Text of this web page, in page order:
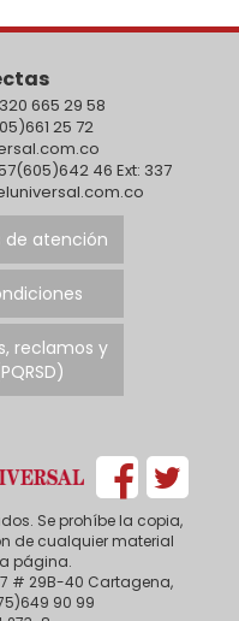
665 29 58
25 72
46 Ext: 337
de atención
reclamos y
Se prohíbe la copia,
de cualquier material
página.
# 29B-40 Cartagena,
90 99